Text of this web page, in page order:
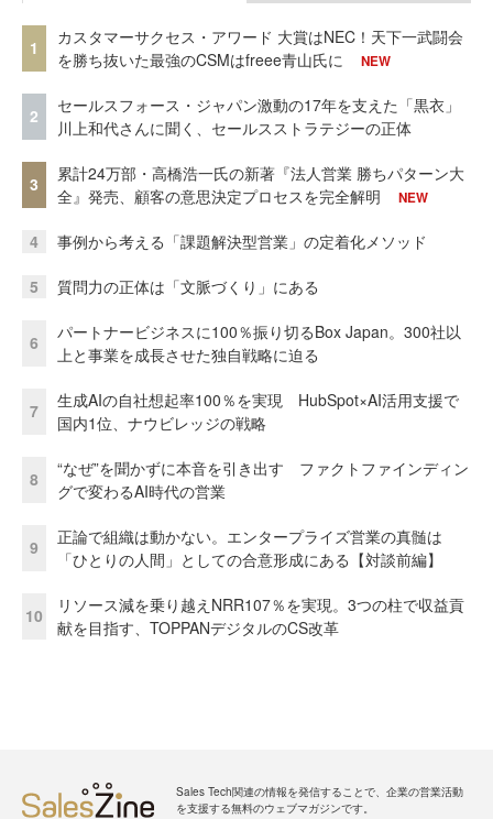
1
カスタマーサクセス・アワード 大賞はNEC！天下一武闘会
を勝ち抜いた最強のCSMはfreee青山氏に
NEW
2
セールスフォース・ジャパン激動の17年を支えた「黒衣」
川上和代さんに聞く、セールスストラテジーの正体
3
累計24万部・高橋浩一氏の新著『法人営業 勝ちパターン大
全』発売、顧客の意思決定プロセスを完全解明
NEW
4 事例から考える「課題解決型営業」の定着化メソッド
5 質問力の正体は「文脈づくり」にある
6
パートナービジネスに100％振り切るBox Japan。300社以
上と事業を成長させた独自戦略に迫る
7
生成AIの自社想起率100％を実現 HubSpot×AI活用支援で
国内1位、ナウビレッジの戦略
8
“なぜ”を聞かずに本音を引き出す ファクトファインディン
グで変わるAI時代の営業
9
正論で組織は動かない。エンタープライズ営業の真髄は
「ひとりの人間」としての合意形成にある【対談前編】
10
リソース減を乗り越えNRR107％を実現。3つの柱で収益貢
献を目指す、TOPPANデジタルのCS改革
Sales Tech関連の情報を発信することで、企業の営業活動
を支援する無料のウェブマガジンです。